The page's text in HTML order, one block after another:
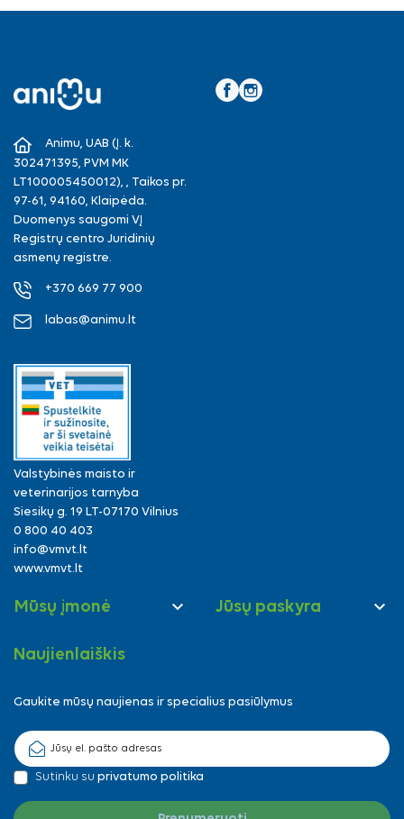
Animu, UAB (Į. k.
302471395, PVM MK
LT100005450012), , Taikos pr.
97-61, 94160, Klaipėda.
Duomenys saugomi VĮ
Registrų centro Juridinių
asmenų registre.
+370 669 77 900
labas@animu.lt
Valstybinės maisto ir
veterinarijos tarnyba
Siesikų g. 19 LT-07170 Vilnius
0 800 40 403
info@vmvt.lt
www.vmvt.lt
Mūsų įmonė  Jūsų paskyra 
Naujienlaiškis
Gaukite mūsų naujienas ir specialius pasiūlymus
Sutinku su privatumo politika